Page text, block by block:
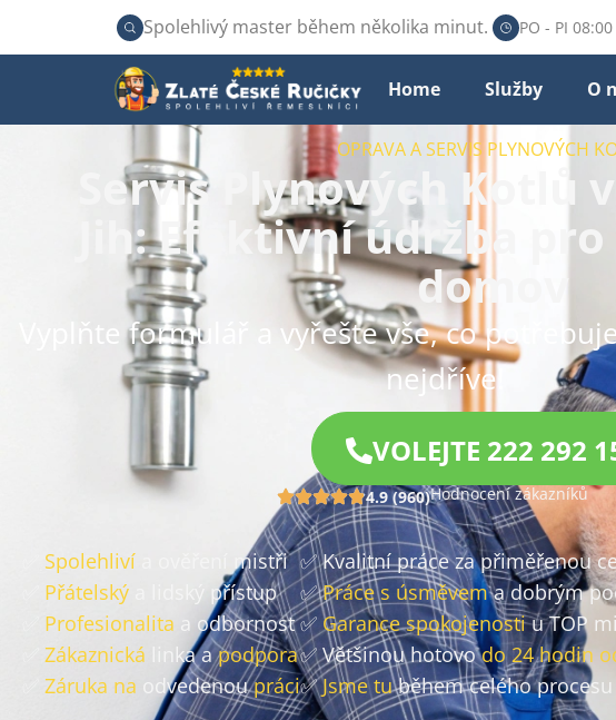
Spolehlivý master během několika minut. PO - PI
Home Služby O
OPRAVA A SERVIS PLYNOVÝCH
Servis Plynových Kotlů
Jih: Efektivní údržba pro
domov
Vyplňte formulář a vyřešte vše, co
nejdříve!
VOLEJTE 222 292
4.9 (960)Hodnocení zákazníků
Spolehliví a ověření mistři
Přátelský a lidský přístup
Profesionalita a odbornost
Zákaznická linka apodpora
Záruka na odvedenoupráci
✅ Kvalitní práce za přiměřenou
✅Práce s úsměvema dobrým
✅ Garance spokojenostiu TOP
✅ Většinou hotovodo 24 hodin
✅Jsme tuběhem celého procesu